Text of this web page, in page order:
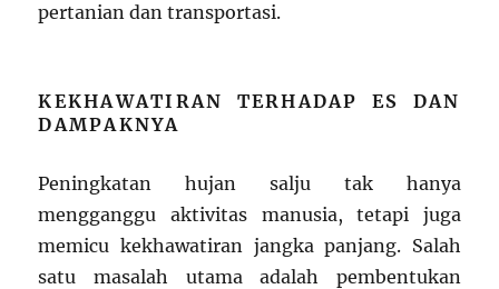
pertanian dan transportasi.
KEKHAWATIRAN TERHADAP ES DAN
DAMPAKNYA
Peningkatan hujan salju tak hanya
mengganggu aktivitas manusia, tetapi juga
memicu kekhawatiran jangka panjang. Salah
satu masalah utama adalah pembentukan